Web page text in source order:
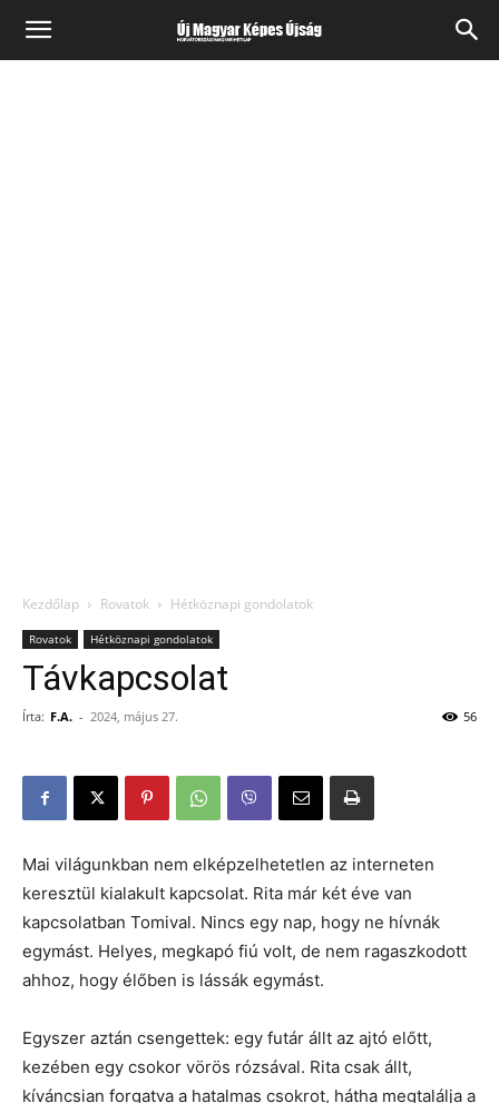
Kezdőlap Rovatok Hétköznapi gondolatok
Rovatok Hétköznapi gondolatok
Távkapcsolat
Írta: F.A. - 2024, május 27. 56
Mai világunkban nem elképzelhetetlen az interneten
keresztül kialakult kapcsolat. Rita már két éve van
kapcsolatban Tomival. Nincs egy nap, hogy ne hívnák
egymást. Helyes, megkapó fiú volt, de nem ragaszkodott
ahhoz, hogy élőben is lássák egymást.
Egyszer aztán csengettek: egy futár állt az ajtó előtt,
kezében egy csokor vörös rózsával. Rita csak állt,
kíváncsian forgatva a hatalmas csokrot, hátha megtalálja a